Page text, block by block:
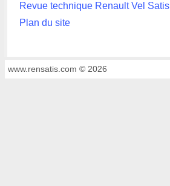
Revue technique Renault Vel Satis
Plan du site
www.rensatis.com © 2026